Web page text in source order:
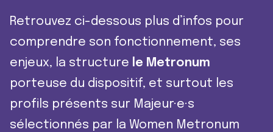
Retrouvez ci-dessous plus d’infos pour
comprendre son fonctionnement, ses
enjeux, la structure le Metronum
porteuse du dispositif, et surtout les
profils présents sur Majeur·e·s
sélectionnés par la Women Metronum